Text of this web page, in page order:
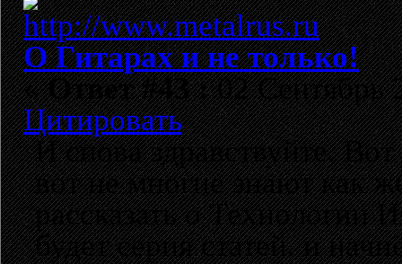
О Гитарах и не только!
«Ответ #43 :02 Сентябрь
Цитировать
И снова здравствуйте.
вот не многие знают как
рассказать о Технологии
будет серия статей. и